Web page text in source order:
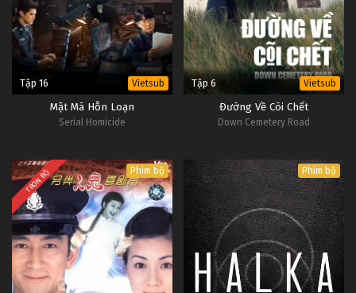
Tập 16 Vietsub
Mật Mã Hỗn Loạn
Serial Homicide
Tập 6 Vietsub
Đường Về Cõi Chết
Down Cemetery Road
TRỌN BỘ Phim bộ Phim bộ